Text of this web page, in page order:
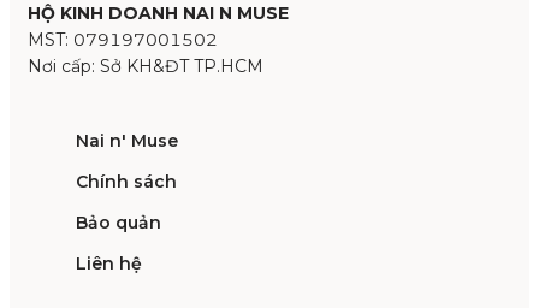
Nai n' Muse
Chính sách
Bảo quản
Liên hệ
HỘ KINH DOANH NAI N MUSE
MST: 079197001502
Nơi cấp: Sở KH&ĐT TP.HCM